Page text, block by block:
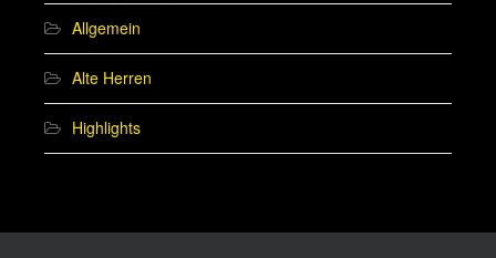
Allgemein
Alte Herren
Highlights